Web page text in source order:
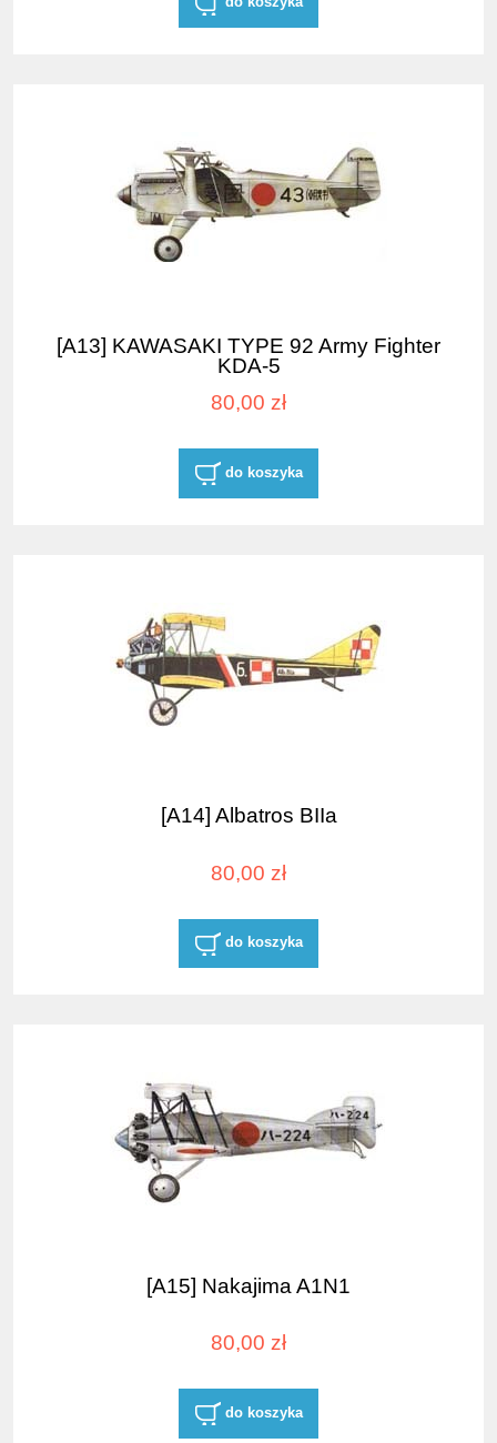
[A13] KAWASAKI TYPE 92 Army Fighter
KDA-5
80,00 zł
do koszyka
[A14] Albatros BIIa
80,00 zł
do koszyka
[A15] Nakajima A1N1
80,00 zł
do koszyka